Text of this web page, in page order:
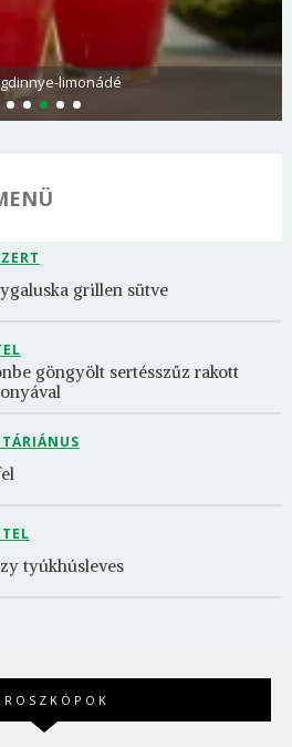
limonádé
grillen sütve
göngyölt sertésszűz rakott
tyúkhúsleves